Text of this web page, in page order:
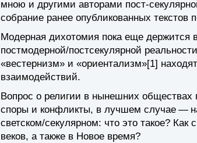
мною и другими авторами пост-
собрание ранее опубликованных текстов
Модерная дихотомия пока еще держится
постмодерной/постсекулярной
«вестернизм» и «ориентализм»[1]
взаимодействий.
Вопрос о религии в нынешних
споры и конфликты, в лучшем случае —
светском/секулярном: что это такое?
веков, а также в Новое время?